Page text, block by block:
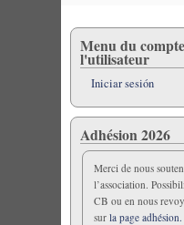
Menu du
l'utilisateur
Iniciar sesión
Adhésion 2026
Merci de nous
l’association.
CB ou en nous
surla page adhésion.